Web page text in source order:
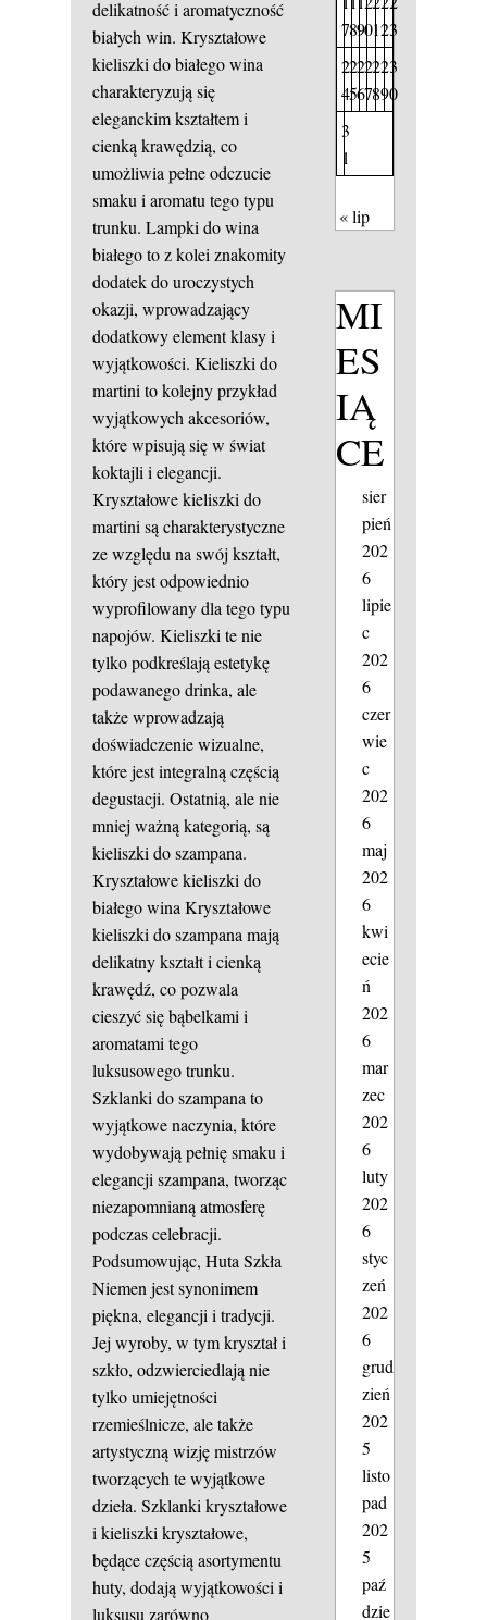
delikatność i aromatyczność
białych win. Kryształowe
kieliszki do białego wina
charakteryzują się
eleganckim kształtem i
cienką krawędzią, co
umożliwia pełne odczucie
smaku i aromatu tego typu
trunku. Lampki do wina
białego to z kolei znakomity
dodatek do uroczystych
okazji, wprowadzający
dodatkowy element klasy i
wyjątkowości. Kieliszki do
martini to kolejny przykład
wyjątkowych akcesoriów,
które wpisują się w świat
koktajli i elegancji.
Kryształowe kieliszki do
martini są charakterystyczne
ze względu na swój kształt,
który jest odpowiednio
wyprofilowany dla tego typu
napojów. Kieliszki te nie
tylko podkreślają estetykę
podawanego drinka, ale
także wprowadzają
doświadczenie wizualne,
które jest integralną częścią
degustacji. Ostatnią, ale nie
mniej ważną kategorią, są
kieliszki do szampana.
Kryształowe kieliszki do
białego wina Kryształowe
kieliszki do szampana mają
delikatny kształt i cienką
krawędź, co pozwala
cieszyć się bąbelkami i
aromatami tego
luksusowego trunku.
Szklanki do szampana to
wyjątkowe naczynia, które
wydobywają pełnię smaku i
elegancji szampana, tworząc
niezapomnianą atmosferę
podczas celebracji.
Podsumowując, Huta Szkła
Niemen jest synonimem
piękna, elegancji i tradycji.
Jej wyroby, w tym kryształ i
szkło, odzwierciedlają nie
tylko umiejętności
rzemieślnicze, ale także
artystyczną wizję mistrzów
tworzących te wyjątkowe
dzieła. Szklanki kryształowe
i kieliszki kryształowe,
będące częścią asortymentu
huty, dodają wyjątkowości i
luksusu zarówno
7890123
2
4
2
5
2
6
2
7
2
8
2
9
3
0
3
1
« lip
MI
ES
IĄ
CE
sier
pień
202
6
lipie
c
202
6
czer
wie
c
202
6
maj
202
6
kwi
ecie
ń
202
6
mar
zec
202
6
luty
202
6
styc
zeń
202
6
grud
zień
202
5
listo
pad
202
5
paź
dzie